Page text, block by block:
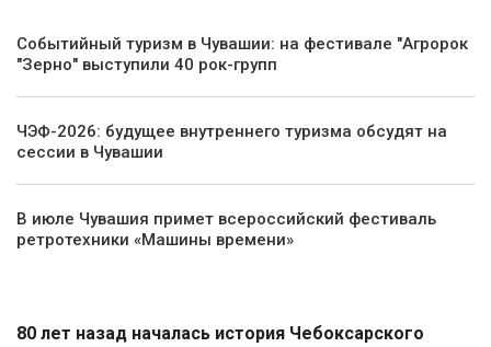
Событийный туризм в Чувашии: на фестивале "Агророк
"Зерно" выступили 40 рок-групп
ЧЭФ-2026: будущее внутреннего туризма обсудят на
сессии в Чувашии
В июле Чувашия примет всероссийский фестиваль
ретротехники «Машины времени»
80 лет назад началась история Чебоксарского